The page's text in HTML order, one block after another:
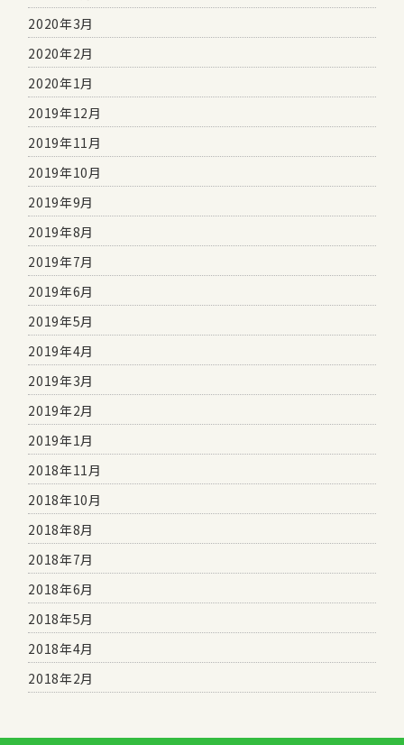
2020年3月
2020年2月
2020年1月
2019年12月
2019年11月
2019年10月
2019年9月
2019年8月
2019年7月
2019年6月
2019年5月
2019年4月
2019年3月
2019年2月
2019年1月
2018年11月
2018年10月
2018年8月
2018年7月
2018年6月
2018年5月
2018年4月
2018年2月